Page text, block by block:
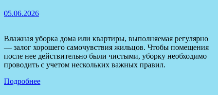
05.06.2026
Влажная уборка дома или квартиры, выполняемая регулярно
— залог хорошего самочувствия жильцов. Чтобы помещения
после нее действительно были чистыми, уборку необходимо
проводить с учетом нескольких важных правил.
Подробнее